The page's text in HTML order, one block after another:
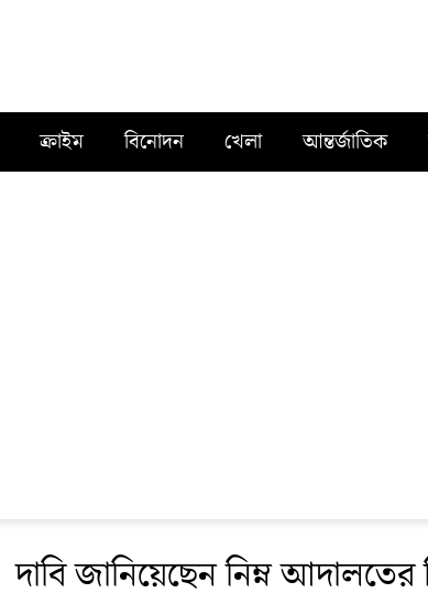
ক্রাইম বিনোদন খেলা আন্তর্জাতিক
দাবি জানিয়েছেন নিম্ন আদালতের